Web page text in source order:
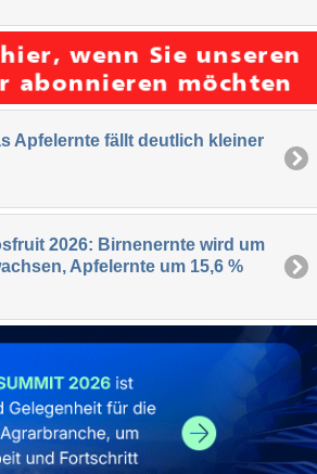
Apfelernte fällt deutlich kleiner
2026: Birnenernte wird um
Apfelernte um 15,6 %